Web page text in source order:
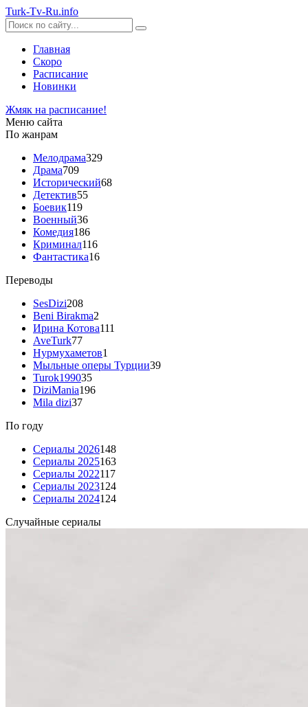
Turk-Tv-Ru.info
Главная
Скоро
Расписание
Новинки
Жмяк на расписание!
Меню сайта
По жанрам
Мелодрама329
Драма709
Исторический68
Детектив55
Боевик119
Военный36
Комедия186
Криминал116
Фантастика16
Переводы
SesDizi208
Beni Birakma2
Ирина Котова111
AveTurk77
Нурмухаметов1
Мыльные оперы Турции39
Turok199035
DiziMania196
Mila dizi37
По году
Сериалы 2026148
Сериалы 2025163
Сериалы 2022117
Сериалы 2023124
Сериалы 2024124
Случайные сериалы